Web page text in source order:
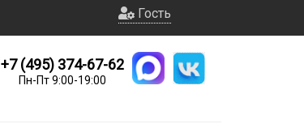
Гость
+7 (495) 374-67-62
Пн-Пт 9:00-19:00